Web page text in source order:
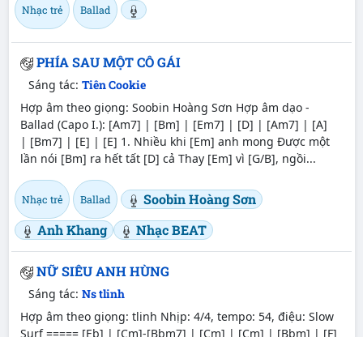
Nhạc trẻ Ballad
PHÍA SAU MỘT CÔ GÁI
Sáng tác: Tiên Cookie
Hợp âm theo giọng: Soobin Hoàng Sơn Hợp âm dạo -
Ballad (Capo I.): [Am7] | [Bm] | [Em7] | [D] | [Am7] | [A]
| [Bm7] | [E] | [E] 1. Nhiều khi [Em] anh mong Được một
lần nói [Bm] ra hết tất [D] cả Thay [Em] vì [G/B], ngồi...
Nhạc trẻ Ballad
Soobin Hoàng Sơn
Anh Khang
Nhạc BEAT
NỮ SIÊU ANH HÙNG
Sáng tác: Ns tlinh
Hợp âm theo giọng: tlinh Nhịp: 4/4, tempo: 54, điệu: Slow
Surf ===== [Eb] | [Cm]-[Bbm7] | [Cm] | [Cm] | [Bbm] | [F]